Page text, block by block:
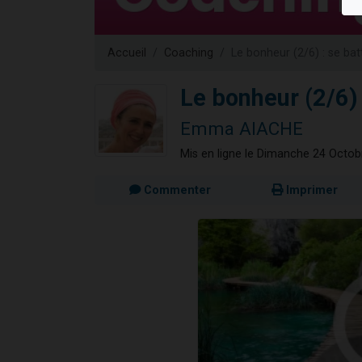
61
Il reste
Nathaniel
4
Accueil Coaching
Le bonheur (2/
Emma AIACHE
Mis en ligne le Dimanche 24
Commenter Imprimer